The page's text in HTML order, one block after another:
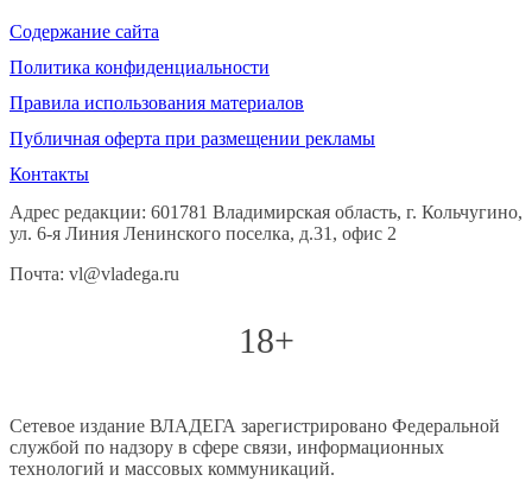
Содержание сайта
Политика конфиденциальности
Правила использования материалов
Публичная оферта при размещении рекламы
Контакты
Адрес редакции: 601781 Владимирская область, г. Кольчугино,
ул. 6-я Линия Ленинского поселка, д.31, офис 2
Почта: vl@vladega.ru
18+
Сетевое издание ВЛАДЕГА зарегистрировано Федеральной
службой по надзору в сфере связи, информационных
технологий и массовых коммуникаций.